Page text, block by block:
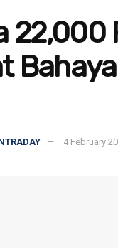
22,000
4 February